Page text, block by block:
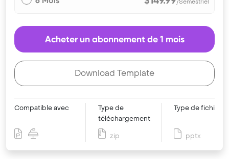
/Semestriel
Acheter un abonnement de 1 mois
Download Template
Compatible avec
Type de
téléchargement
zip
Type de fichier
pptx